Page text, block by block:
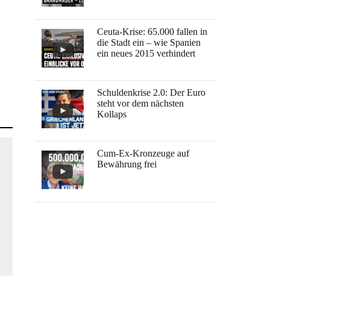
Ceuta-Krise: 65.000 fallen in
die Stadt ein – wie Spanien
ein neues 2015 verhindert
Schuldenkrise 2.0: Der Euro
steht vor dem nächsten
Kollaps
Cum-Ex-Kronzeuge auf
Bewährung frei